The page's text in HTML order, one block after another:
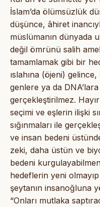
İslam’da ölümsüzlük
düşünce, âhiret
müslümanın dünyada
değil ömrünü salih
tamamlamak gibi bir
ıslahına (öjeni) gelince,
genlere ya da
gerçekleştirilmez.
seçimi ve eşlerin ilişki
sığınmaları ile
ve insan bedeni
zeki, daha üstün ve
bedeni
hedeflerin yeni
şeytanın insanoğluna
“Onları mutlaka